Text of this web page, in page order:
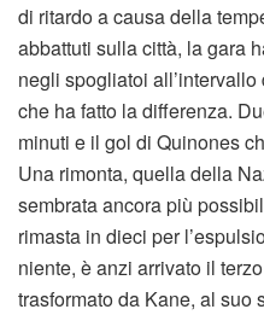
di ritardo a causa della
abbattuti sulla città, la gara
negli spogliatoi
che ha fatto la differenza.
minuti e il gol di Quinones
Una rimonta, quella della
sembrata ancora più
rimasta in dieci per
niente, è anzi arrivato il
trasformato da Kane, al suo